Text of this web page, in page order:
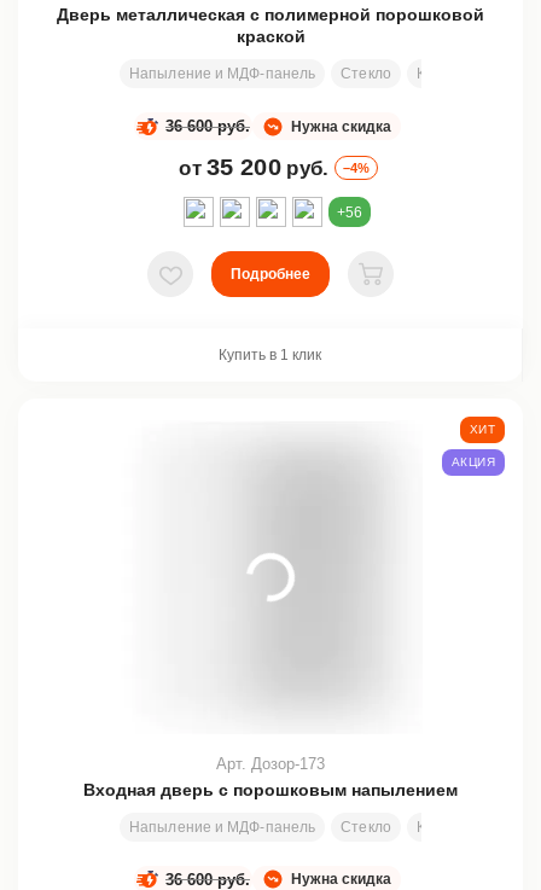
Дверь металлическая с полимерной порошковой
краской
Напыление и МДФ-панель Стекло Ковка
Нужна скидка
36 600 руб.
от 35 200 руб. –4%
+56
В избранное
Подробнее
В корзину
Купить в 1 клик
Входная дверь с порошковым напылением
Напыление и МДФ-панель Стекло Ковка
Арт. Дозор-173
Нужна скидка
36 600 руб.
ХИТ
АКЦИЯ